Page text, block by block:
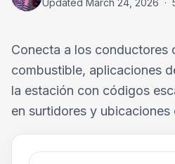
Updated March 24, 2026 ·
Conecta a los conductores
combustible, aplicaciones
la estación con códigos
en surtidores y ubicaciones